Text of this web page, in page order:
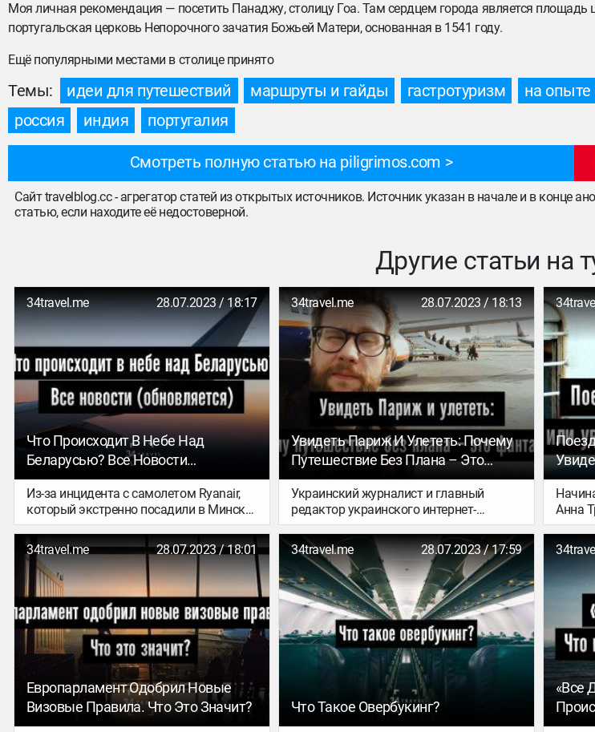
Моя личная рекомендация — посетить Панаджу, столицу Гоа. Там сердцем города является площадь
португальская церковь Непорочного зачатия Божьей Матери, основанная в 1541 году.
Ещё популярными местами в столице принято
Темы: идеи для путешествий маршруты и гайды гастротуризм на опыте
россия
индия португалия
Смотреть полную статью на piligrimos.com
Сайт travelblog.cc - агрегатор статей из открытых источников. Источник указан в начале и в конце
статью, если находите её недостоверной.
Другие статьи на
34travel.me 28.07.2023 / 18:17
Что Происходит В Небе Над
Беларусью? Все Новости
(обновляется)
Из-за инцидента с самолетом Ryanair,
который экстренно посадили в Минске
23 мая, беларусское небо практически
закрылось. Европейские страны
приостанавливают прямое
авиасообщение с Минском, самолеты
иностранных компаний начинают
облетать Беларусь. Рассказываем, что
известно к этому часу.
34travel.me 28.07.2023 / 18:13
Увидеть Париж И Улететь: Почему
Путешествие Без Плана – Это
Фантастика
Украинский журналист и главный
редактор украинского интернет-
журнала Platfor.ma Юрий Марченко
почти полтора месяца шатался по
Европе без особого плана. И всем
теперь советует.
Анна
так
мечты
это
34travel.me 28.07.2023 / 18:01
Европарламент Одобрил Новые
Визовые Правила. Что Это Значит?
34travel.me 28.07.2023 / 17:59
Что Такое Овербукинг?
«Все